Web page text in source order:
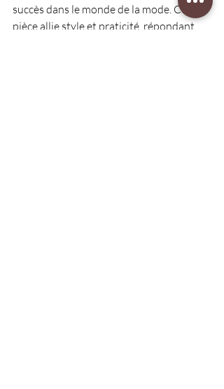
succès dans le monde de la mode. Cette
pièce allie style et praticité, répondant